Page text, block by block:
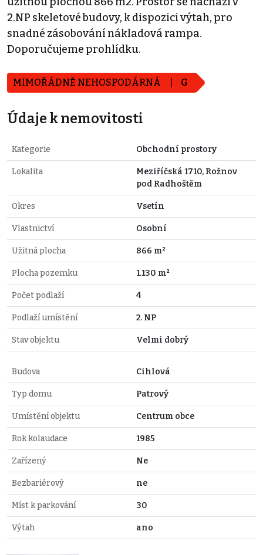
2.NP skeletové budovy, k dispozici výtah, pro
snadné zásobování nákladová rampa.
Doporučujeme prohlídku.
MIMOŘÁDNĚ NEHOSPODÁRNÁ G
Údaje k nemovitosti
Kategorie Obchodní prostory
Lokalita
Meziříčská 1710, Rožnov
pod Radhoštěm
Okres Vsetín
Vlastnictví Osobní
Užitná plocha 866 m²
Plocha pozemku 1.130 m²
Počet podlaží 4
Podlaží umístění 2. NP
Stav objektu Velmi dobrý
Budova Cihlová
Typ domu Patrový
Umístění objektu Centrum obce
Rok kolaudace 1985
Zařízený Ne
Bezbariérový ne
Míst k parkování 30
Výtah ano